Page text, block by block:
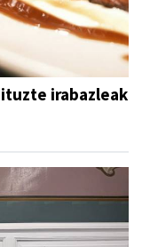
irabazleak